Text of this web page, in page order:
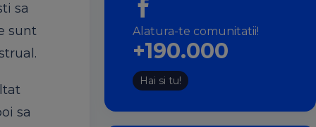
sa
sunt
sa
Alatura-te comunitatii!
+190.000
Hai si tu!